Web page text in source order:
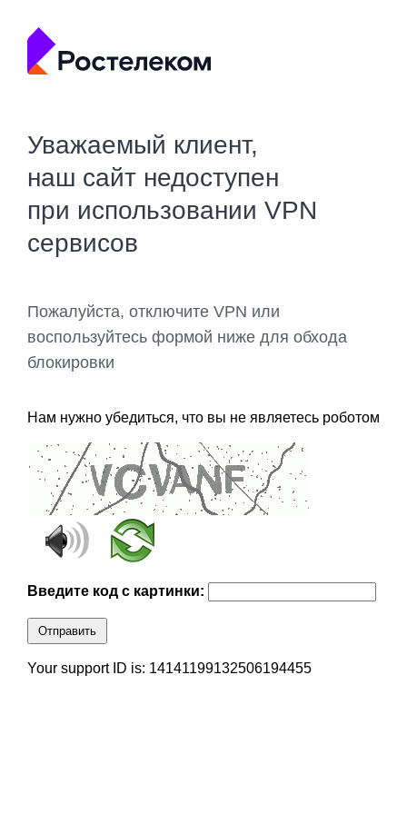
Уважаемый клиент,
наш сайт недоступен
при использовании VPN
сервисов
Пожалуйста, отключите VPN или
воспользуйтесь формой ниже для обхода
блокировки
Нам нужно убедиться, что вы не являетесь роботом
Введите код с картинки:
Отправить
Your support ID is: 14141199132506194455